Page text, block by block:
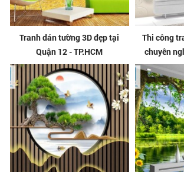
Tranh dán tường 3D đẹp tại
Quận 12 - TP.HCM
Thi công
chuyên